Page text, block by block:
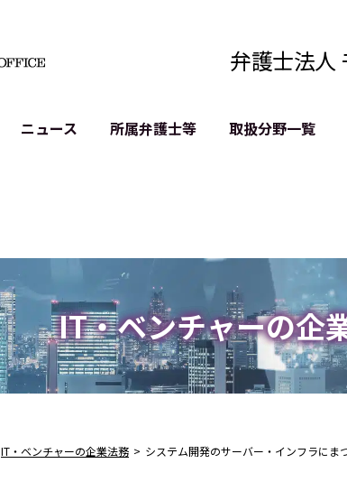
弁護士法人
ニュース 所属弁護士等 取扱分野一覧
生成AI関連法務
記事・LPの薬機法等チェック
D2C等の不正転売対策
サイバー犯罪の刑事告訴等
IT・ベンチャーの企
IT・ベンチャーの企業法務 > システム開発のサーバー・インフラにま